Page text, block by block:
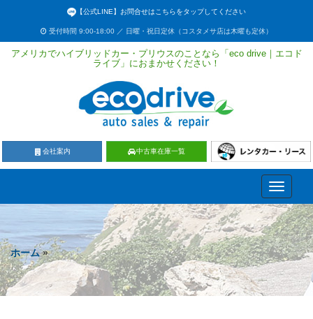
【公式LINE】お問合せはこちらをタップしてください
受付時間 9:00-18:00 ／ 日曜・祝日定休（コスタメサ店は木曜も定休）
アメリカでハイブリッドカー・プリウスのことなら「eco drive｜エコド
ライブ」におまかせください！
会社案内 中古車在庫一覧
Toggle
ホーム»